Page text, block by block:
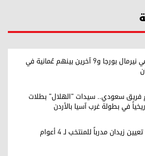
مصرع المتسلق العالمي نيرمال بورجا و9 آخرين بينهم عُمانية في
فريق سعودي.. سيدات "الهلال" بطلات
في بطولة غرب آسيا بالأردن
زيدان مدرباً للمنتخب لـ 4 أعوام